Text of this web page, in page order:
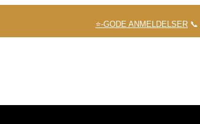
⭐-GODE ANMELDELSER 📞